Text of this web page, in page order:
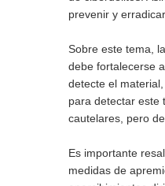
prevenir y
Sobre este tema,
debe fortalecerse
detecte el
para detectar este
cautelares, pero
Es importante
medidas de